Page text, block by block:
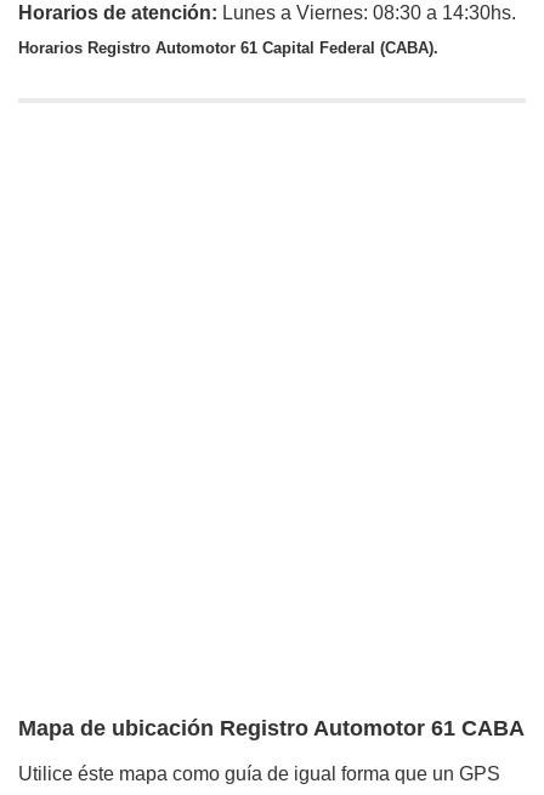
Horarios de atención: Lunes a Viernes: 08:30 a 14:30hs.
Horarios Registro Automotor 61 Capital Federal (CABA).
Mapa de ubicación Registro Automotor 61 CABA
Utilice éste mapa como guía de igual forma que un GPS